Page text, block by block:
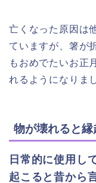
亡くなった原因は
ていますが、箸が
もおめでたいお正
れるようになりま
物が壊れると
日常的に使用し
起こると昔から